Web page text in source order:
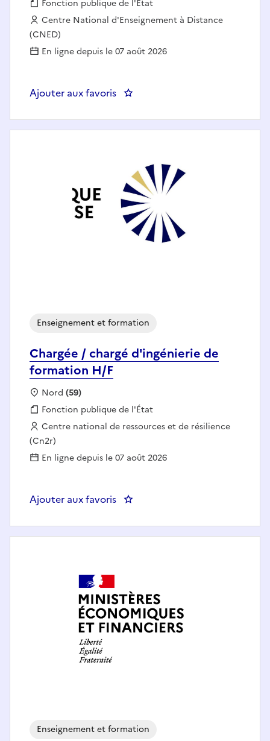
Fonction publique :
Fonction publique de l'État
Employeur :
Centre National d'Enseignement à Distance
(CNED)
En ligne depuis le 07 août 2026
Ajouter aux favoris : Ingénieur(e) pédagogique E-
Chargée / chargé d'ingénierie de
formation H/F
Enseignement et formation
Localisation :
Nord (59)
Fonction publique :
Fonction publique de l'État
Employeur :
Centre national de ressources et de résilience
(Cn2r)
En ligne depuis le 07 août 2026
Ajouter aux favoris : Chargée / chargé d'ingénierie
Enseignement et formation